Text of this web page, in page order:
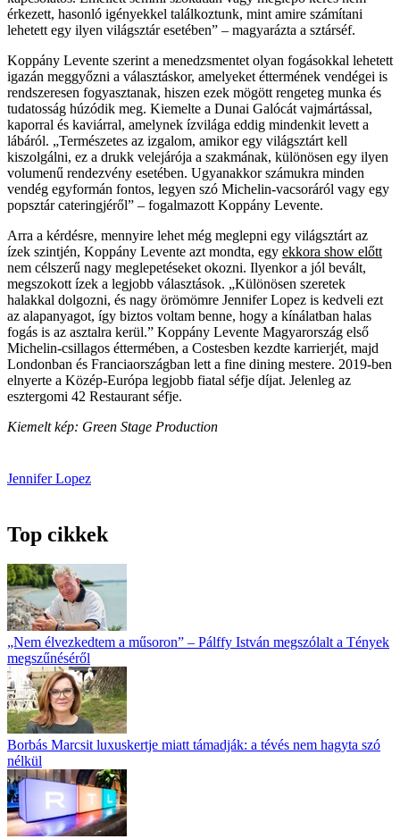
érkezett, hasonló igényekkel találkoztunk, mint amire számítani
lehetett egy ilyen világsztár esetében” – magyarázta a sztárséf.
Koppány Levente szerint a menedzsmentet olyan fogásokkal lehetett
igazán meggyőzni a választáskor, amelyeket éttermének vendégei is
rendszeresen fogyasztanak, hiszen ezek mögött rengeteg munka és
tudatosság húzódik meg. Kiemelte a Dunai Galócát vajmártással,
kaporral és kaviárral, amelynek ízvilága eddig mindenkit levett a
lábáról. „Természetes az izgalom, amikor egy világsztárt kell
kiszolgálni, ez a drukk velejárója a szakmának, különösen egy ilyen
volumenű rendezvény esetében. Ugyanakkor számukra minden
vendég egyformán fontos, legyen szó Michelin-vacsoráról vagy egy
popsztár cateringjéről” – fogalmazott Koppány Levente.
Arra a kérdésre, mennyire lehet még meglepni egy világsztárt az
ízek szintjén, Koppány Levente azt mondta, egy ekkora show előtt
nem célszerű nagy meglepetéseket okozni. Ilyenkor a jól bevált,
megszokott ízek a legjobb választások. „Különösen szeretek
halakkal dolgozni, és nagy örömömre Jennifer Lopez is kedveli ezt
az alapanyagot, így biztos voltam benne, hogy a kínálatban halas
fogás is az asztalra kerül.” Koppány Levente Magyarország első
Michelin-csillagos éttermében, a Costesben kezdte karrierjét, majd
Londonban és Franciaországban lett a fine dining mestere. 2019-ben
elnyerte a Közép-Európa legjobb fiatal séfje díjat. Jelenleg az
esztergomi 42 Restaurant séfje.
Kiemelt kép: Green Stage Production
Jennifer Lopez
Top cikkek
„Nem élvezkedtem a műsoron” – Pálffy István megszólalt a Tények
megszűnéséről
Borbás Marcsit luxuskertje miatt támadják: a tévés nem hagyta szó
nélkül